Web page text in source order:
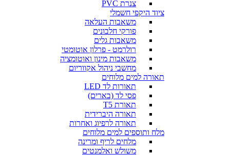
צנרת PVC
ציוד היקפי חשמלי
משאבות העלאה
פורקי חלבונים
משאבות גלים
רולרמט - פרלון אוטומטי
משאבות מינון ואוטומציה
מחשבי ניהול אקווריום
תאורה למים מלוחים
תאורות לד LED
פסי לד (בארים)
תאורת T5
תאורה היברידית
תאורה לרפיוג ואחרות
מלח ותוספים למים מלוחים
מלחים לריף ומרינה
משולש ואלמנטים